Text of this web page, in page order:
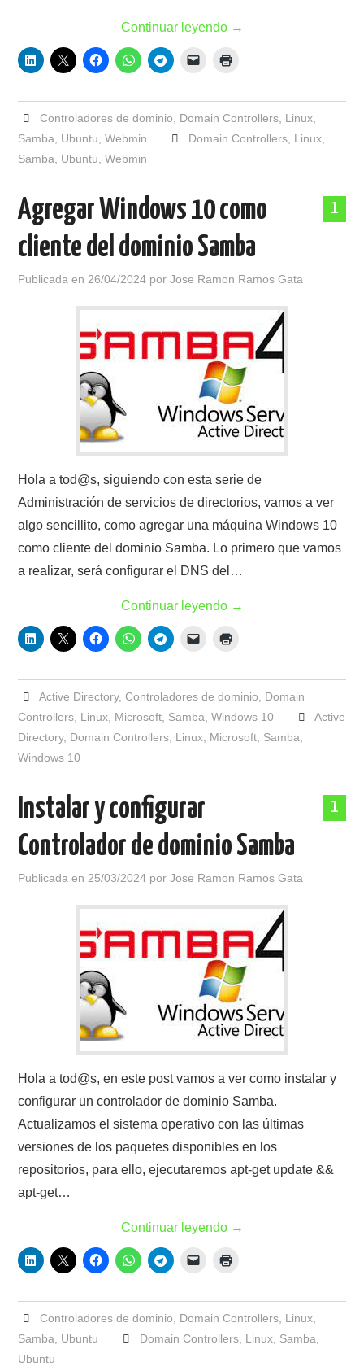
Continuar leyendo →
Controladores de dominio Domain Controllers, Linux,
Samba
Ubuntu ,Webmin Domain Controllers, Linux,
Samba
Ubuntu ,Webmin
1
Agregar Windows 10 como
cliente del dominio Samba
Publicada en 26/04/2024 porJose Ramon Ramos Gata
Hola a tod@s, siguiendo con esta serie de
Administración de servicios de directorios, vamos a ver
algo sencillito, como agregar una máquina Windows 10
como cliente del dominio Samba. Lo primero que vamos
a realizar, será configurar el DNS del…
Continuar leyendo →
Active Directory, Controladores de dominio
Domain
Controllers Linux Microsoft Samba ,Windows 10
Active
Directory, Domain Controllers Linux Microsoft Samba
Windows 10
1
Instalar y configurar
Controlador de dominio Samba
Publicada en 25/03/2024 porJose Ramon Ramos Gata
Hola a tod@s, en este post vamos a ver como instalar y
configurar un controlador de dominio Samba.
Actualizamos el sistema operativo con las últimas
versiones de los paquetes disponibles en los
repositorios, para ello, ejecutaremos apt-get update &&
apt-get…
Continuar leyendo →
Controladores de dominio Domain Controllers, Linux,
Samba
Ubuntu Domain Controllers, Linux, Samba
Ubuntu